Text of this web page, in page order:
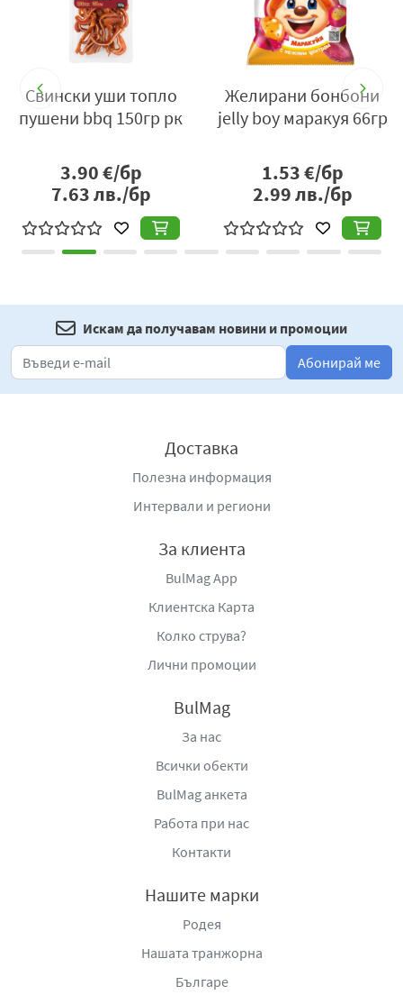
Свински уши топло
пушени bbq 150гр рк
3.90€/бр
7.63лв./бр
Желирани бонбони
jelly boy маракуя 66гр
1.53€/бр
2.99лв./бр
Искам да получавам новини и промоции
Абонирай ме
Доставка
Полезна информация
Интервали и региони
За клиента
BulMag App
Клиентска Карта
Колко струва?
Лични промоции
BulMag
За нас
Всички обекти
BulMag анкета
Работа при нас
Контакти
Нашите марки
Родея
Нашата транжорна
Българе